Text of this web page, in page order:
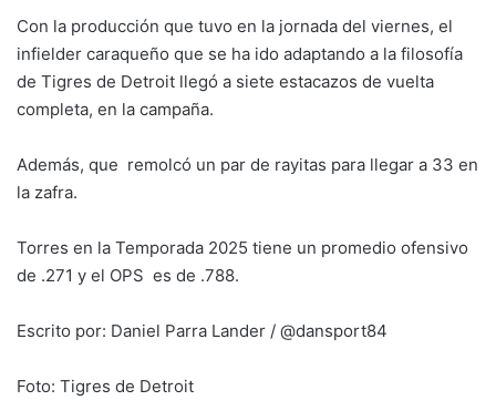
Con la producción que tuvo en la jornada del viernes, el
infielder caraqueño que se ha ido adaptando a la filosofía
de Tigres de Detroit llegó a siete estacazos de vuelta
completa, en la campaña.
Además, que remolcó un par de rayitas para llegar a 33 en
la zafra.
Torres en la Temporada 2025 tiene un promedio ofensivo
de .271 y el OPS es de .788.
Escrito por: Daniel Parra Lander / @dansport84
Foto: Tigres de Detroit